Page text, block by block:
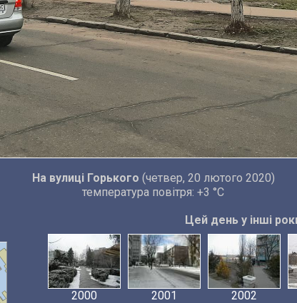
На вулиці Горького (четвер, 20 лютого 2020)
температура повітря: +3 °C
Цей день у інші
2000 2001 2002